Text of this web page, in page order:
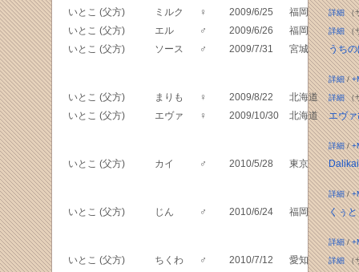
いとこ (父方) ミルク ♀ 2009/6/25 福岡 詳細（
いとこ (父方) エル ♂ 2009/6/26 福岡 詳細（
いとこ (父方) ソース ♂ 2009/7/31 宮城 うち
詳細/
いとこ (父方) まりも ♀ 2009/8/22 北海道 詳細（
いとこ (父方) エヴァ ♀ 2009/10/30 北海道 エヴ
詳細/
いとこ (父方) カイ ♂ 2010/5/28 東京
詳細/
いとこ (父方) じん ♂ 2010/6/24 福岡 くぅ
詳細/
いとこ (父方) ちくわ ♂ 2010/7/12 愛知 詳細（